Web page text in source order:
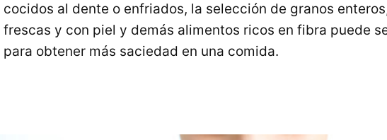
cocidos al dente o enfriados, la selección de granos
frescas y con piel y demás alimentos ricos en fibra puede
para obtener más saciedad en una comida.